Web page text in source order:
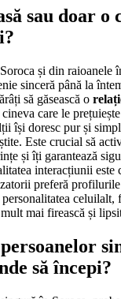
sau doar o
și din raioanele
sinceră până la
să găsească o
care le
își doresc pur și
Este crucial să
și îți garantează
interacțiunii este
preferă
celuilalt,
mai firească și
să începi?